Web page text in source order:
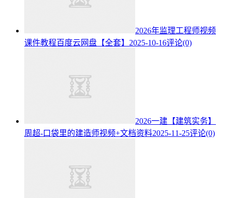
2026年监理工程师视频
课件教程百度云网盘【全套】 2025-10-16评论(0)
2026一建【建筑实务】
周超-口袋里的建造师视频+文档资料2025-11-25评论(0)